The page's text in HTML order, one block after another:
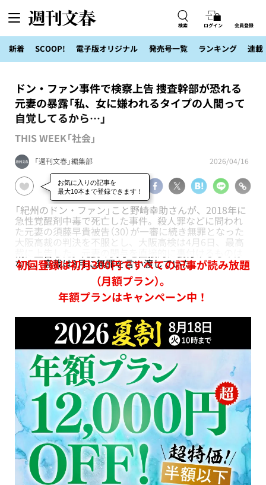
検索 ログイン 会員登録
新着 SCOOP! 電子版オリジナル 発売号一覧 ランキング 連載
ドン・ファン事件で検察上告 捜査幹部が恐れる
元妻の暴露「私、女に嫌われるタイプの人間って
自覚してるから…」
THIS WEEK「社会」
「週刊文春」編集部 2026/04/16
「紀州のドン・ファン」こと野崎幸助さんが、2018年に
急性覚醒剤中毒で死亡した事件。殺人罪などに問われ
た元妻の須藤早貴被告（30）が一審に続き無罪となった
大阪高裁の判決を不服とし、大阪高検は4月6日、最高
なく、高裁は3月に無罪を言い渡していた。
初回登録は初月300円ですべての記事が読み放題
（月額プラン）。
年額プランはキャンペーン中！